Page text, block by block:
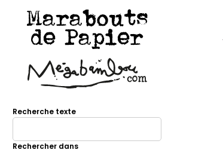
Marabouts
de Papier
Recherche texte
Rechercher dans